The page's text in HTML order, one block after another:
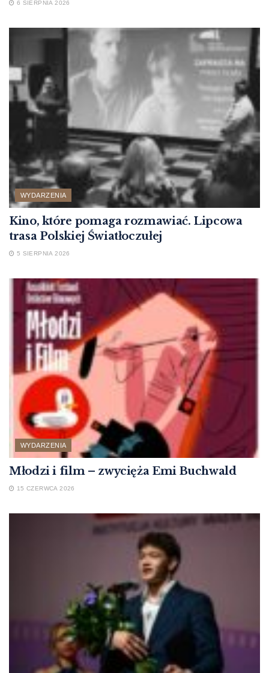
6 SIERPNIA 2026
WYDARZENIA
Kino, które pomaga rozmawiać. Lipcowa
trasa Polskiej Światłoczułej
5 SIERPNIA 2026
WYDARZENIA
Młodzi i film – zwycięża Emi Buchwald
15 CZERWCA 2026